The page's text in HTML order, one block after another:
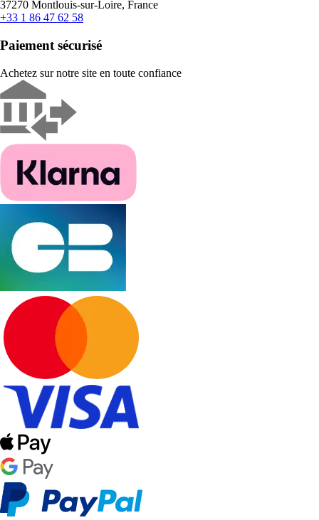
37270 Montlouis-sur-Loire, France
+33 1 86 47 62 58
Paiement sécurisé
Achetez sur notre site en toute confiance